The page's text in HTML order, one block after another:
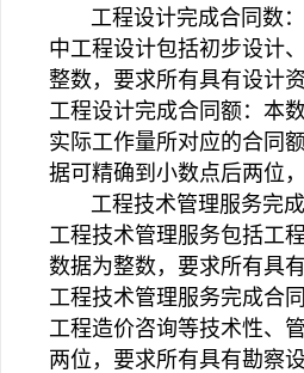
工程设计完成合同数：
中工程设计包括初步设计
整数，要求所有具有设计
工程设计完成合同额：本
实际工作量所对应的合同
据可精确到小数点后两位
工程技术管理服务完成
工程技术管理服务包括工
数据为整数，要求所有具
工程技术管理服务完成合
工程造价咨询等技术性、
两位，要求所有具有勘察